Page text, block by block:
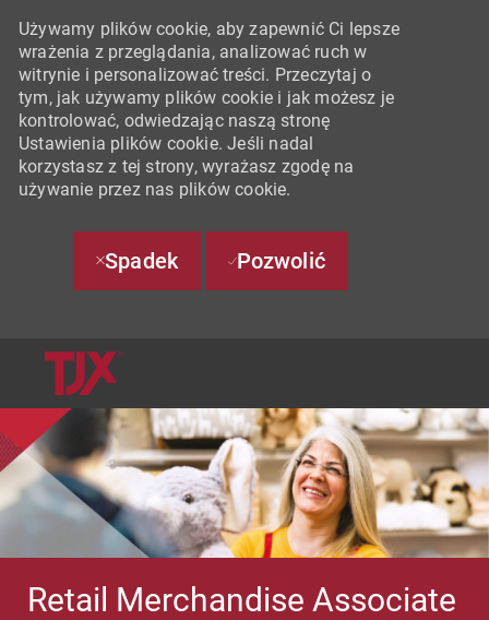
Używamy plików cookie, aby zapewnić Ci lepsze
wrażenia z przeglądania, analizować ruch w
witrynie i personalizować treści. Przeczytaj o
tym, jak używamy plików cookie i jak możesz je
kontrolować, odwiedzając naszą stronę
Ustawienia plików cookie. Jeśli nadal
korzystasz z tej strony, wyrażasz zgodę na
używanie przez nas plików cookie.
Spadek Pozwolić
Retail Merchandise Associate